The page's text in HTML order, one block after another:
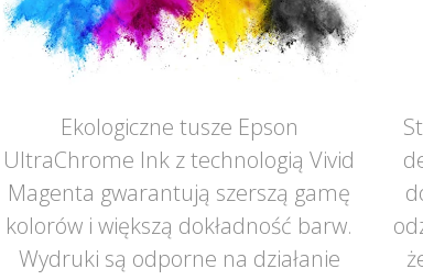
Ekologiczne tusze Epson
UltraChrome Ink z technologią Vivid
Magenta gwarantują szerszą gamę
kolorów i większą dokładność barw.
Wydruki są odporne na działanie